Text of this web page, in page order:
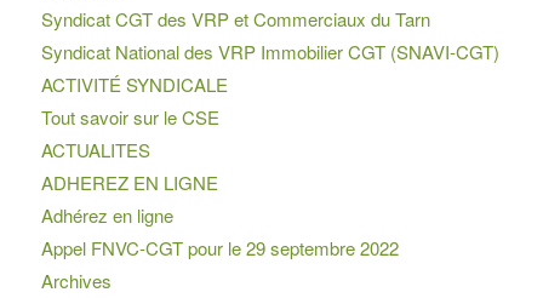
Syndicat CGT des VRP et Commerciaux du Tarn
Syndicat National des VRP Immobilier CGT (SNAVI-CGT)
ACTIVITÉ SYNDICALE
Tout savoir sur le CSE
ACTUALITES
ADHEREZ EN LIGNE
Adhérez en ligne
Appel FNVC-CGT pour le 29 septembre 2022
Archives